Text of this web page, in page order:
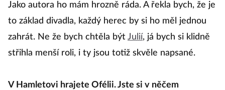
Jako autora ho mám hrozně ráda. A řekla bych, že je
to základ divadla, každý herec by si ho měl jednou
zahrát. Ne že bych chtěla být Julií, já bych si klidně
střihla menší roli, i ty jsou totiž skvěle napsané.
V Hamletovi hrajete Ofélii. Jste si v něčem